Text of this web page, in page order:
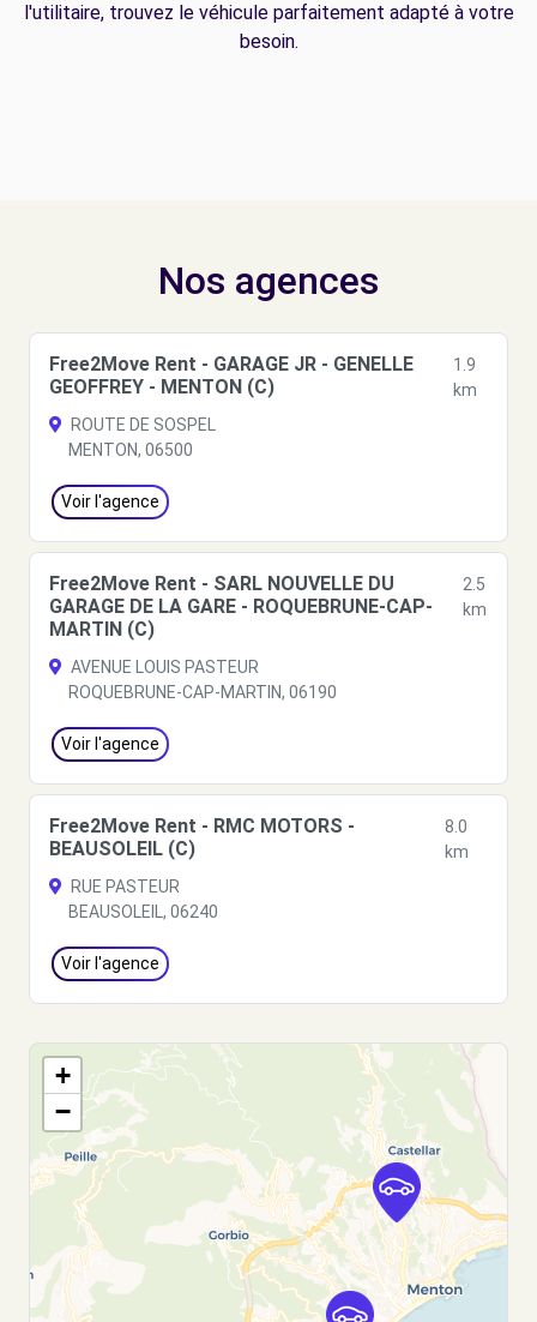
l'utilitaire, trouvez le véhicule parfaitement adapté à votre
besoin.
Nos agences
Free2Move Rent - GARAGE JR - GENELLE
GEOFFREY - MENTON (C)
1.9
km
ROUTE DE SOSPEL
MENTON, 06500
Voir l'agence
Free2Move Rent - SARL NOUVELLE DU
GARAGE DE LA GARE - ROQUEBRUNE-CAP-
MARTIN (C)
2.5
km
AVENUE LOUIS PASTEUR
ROQUEBRUNE-CAP-MARTIN, 06190
Voir l'agence
Free2Move Rent - RMC MOTORS -
BEAUSOLEIL (C)
8.0
km
RUE PASTEUR
BEAUSOLEIL, 06240
Voir l'agence
+
−